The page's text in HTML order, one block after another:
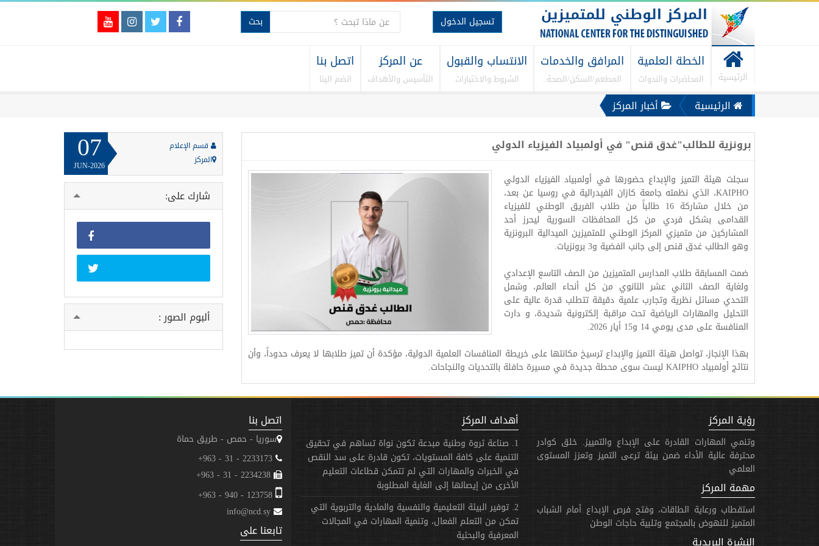
تسجيل الدخول بحث
الرئيسية
الخطة العلمية
المحاضرات والندوات
المرافق والخدمات
المطعم/السكن/الصحة..
الانتساب والقبول
الشروط والاختبارات
عن المركز
التأسيس والأهداف
اتصل بنا
انضم الينا
الرئيسية أخبار المركز
برونزية للطالب"غدق قنص" في أولمبياد الفيزياء الدولي
سجلت هيئة التميز والإبداع حضورها في أولمبياد الفيزياء الدولي
KAIPHO، الذي نظمته جامعة كازان الفيدرالية في روسيا عن بعد،
من خلال مشاركة 16 طالباً من طلاب الفريق الوطني للفيزياء
القدامى بشكل فردي من كل المحافظات السورية ليحرز أحد
المشاركين من متميزي المركز الوطني للمتميزين الميدالية البرونزية
وهو الطالب غدق قنص إلى جانب الفضية و3 برونزيات.
ضمت المسابقة طلاب المدارس المتميزين من الصف التاسع الإعدادي
ولغاية الصف الثاني عشر الثانوي من كل أنحاء العالم، وشمل
التحدي مسائل نظرية وتجارب علمية دقيقة تتطلب قدرة عالية على
التحليل والمهارات الرياضية تحت مراقبة إلكترونية شديدة، و دارت
المنافسة على مدى يومي 14 و15 أيار 2026.
بهذا الإنجاز، تواصل هيئة التميز والإبداع ترسيخ مكانتها على خريطة المنافسات العلمية الدولية، مؤكدة أن تميز طلابها لا يعرف حدوداً، وأن
نتائج أولمبياد KAIPHO ليست سوى محطة جديدة في مسيرة حافلة بالتحديات والنجاحات.
قسم الإعلام
المركز
07
JUN-2026
شارك على:
ألبوم الصور :
رؤية المركز
وتنمي المهارات القادرة على الإبداع والتمييز. خلق كوادر
محترفة عالية الأداء ضمن بيئة ترعى التميز وتعزز المستوى
العلمي
مهمة المركز
استقطاب ورعاية الطاقات، وفتح فرص الإبداع أمام الشباب
المتميز للنهوض بالمجتمع وتلبية حاجات الوطن
النشرة البريدية
أهداف المركز
1. صناعة ثروة وطنية مبدعة تكون نواة تساهم في تحقيق
التنمية على كافة المستويات، تكون قادرة على سد النقص
في الخبرات والمهارات التي لم تتمكن قطاعات التعليم
الأخرى من إيصالها إلى الغاية المطلوبة
2. توفير البيئة التعليمية والنفسية والمادية والتربوية التي
تمكن من التعلم الفعال، وتنمية المهارات في المجالات
المعرفية والبحثية
اتصل بنا
سوريا - حمص - طريق حماة
info@ncd.sy
تابعنا على